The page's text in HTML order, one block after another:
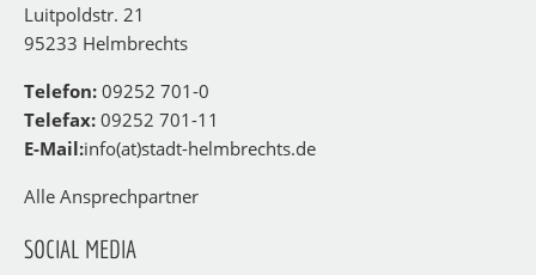
Luitpoldstr. 21
95233 Helmbrechts
Telefon: 09252 701-0
Telefax: 09252 701-11
E-Mail:info(at)stadt-helmbrechts.de
Alle Ansprechpartner
SOCIAL MEDIA